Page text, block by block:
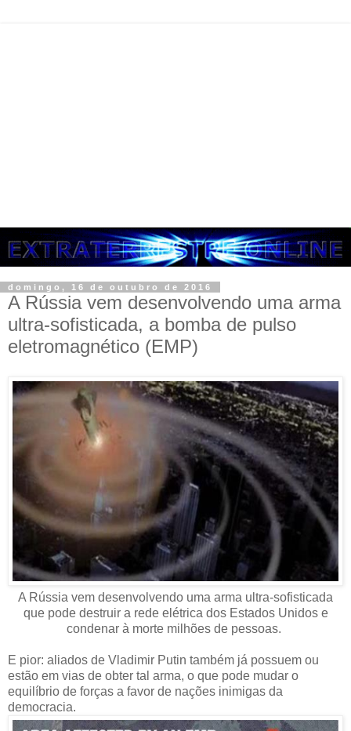
domingo, 16 de outubro de 2016
A Rússia vem desenvolvendo uma arma
ultra-sofisticada, a bomba de pulso
eletromagnético (EMP)
A Rússia vem desenvolvendo uma arma ultra-sofisticada
que pode destruir a rede elétrica dos Estados Unidos e
condenar à morte milhões de pessoas.
E pior: aliados de Vladimir Putin também já possuem ou
estão em vias de obter tal arma, o que pode mudar o
equilíbrio de forças a favor de nações inimigas da
democracia.